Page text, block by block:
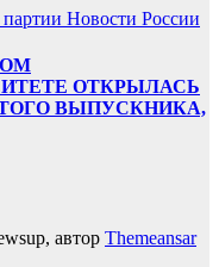
Новости России
ОТКРЫЛАСЬ
ВЫПУСКНИКА,
автор Themeansar